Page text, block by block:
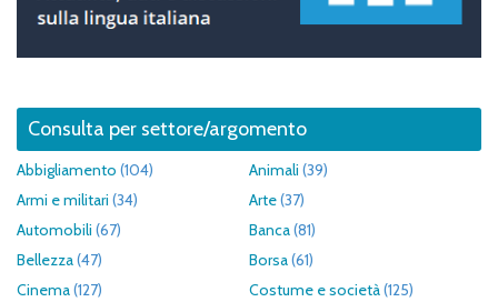
Consulta per settore/argomento
Abbigliamento (104) Animali (39)
Armi e militari (34) Arte(37)
Automobili (67) Banca(81)
Bellezza(47) Borsa(61)
Cinema(127) Costume e società(125)